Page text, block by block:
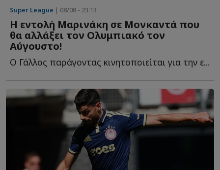
Super League | 08/08 - 23:13
Η εντολή Μαρινάκη σε Μονκαντά που
θα αλλάξει τον Ολυμπιακό τον
Αύγουστο!
Ο Γάλλος παράγοντας κινητοποιείται για την ε...